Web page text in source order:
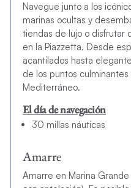
Navegue junto a los
marinas ocultas y
tiendas de lujo o disfrutar
en la Piazzetta. Desde
acantilados hasta
de los puntos
Mediterráneo.
El día de navegación
30 millas náuticas
Amarre
Amarre en Marina